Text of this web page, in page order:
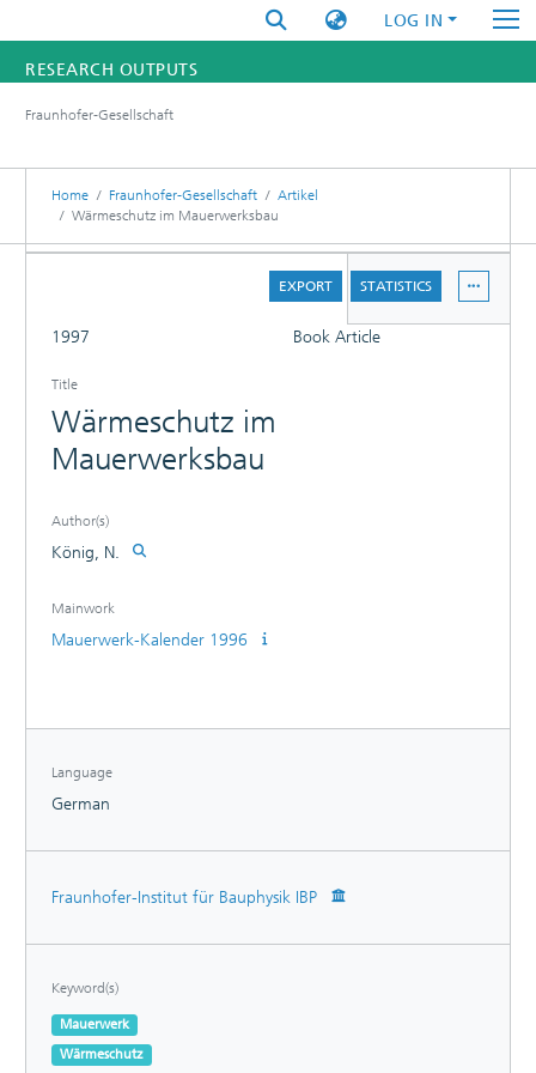
LOG IN
RESEARCH OUTPUTS
RESEARCHERS
INSTITUTES
Fraunhofer-Gesellschaft
Home Fraunhofer-Gesellschaft
Artikel
Wärmeschutz im Mauerwerksbau
EXPORT STATISTICS
1997 Book Article
Title
Wärmeschutz im
Mauerwerksbau
Author(s)
König, N.
Mainwork
Mauerwerk-Kalender 1996
Language
German
Fraunhofer-Institut für Bauphysik IBP
Keyword(s)
Mauerwerk
Wärmeschutz